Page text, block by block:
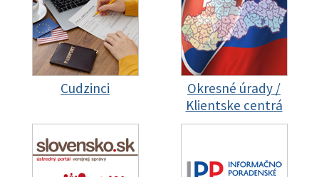
Cudzinci
Okresné úrady /
Klientske centrá